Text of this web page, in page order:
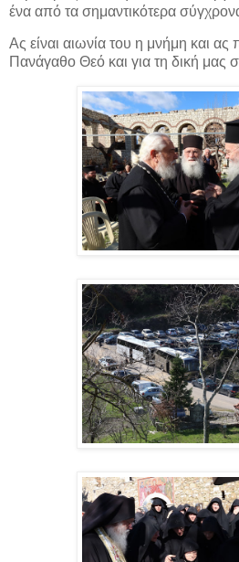
ένα από τα σημαντικότερα
Ας είναι αιωνία του η μνήμη και ας
Πανάγαθο Θεό και για τη δική μας